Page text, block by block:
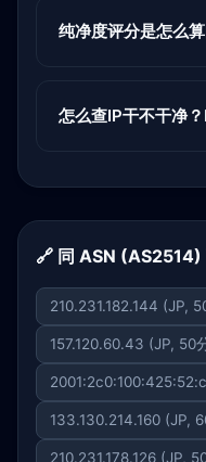
纯净度评分是怎么
怎么查IP干不干净
🔗 同 ASN (AS2514)
210.231.182.144 (JP,
157.120.60.43 (JP, 50
133.130.214.160 (JP,
210.231.178.126 (JP,